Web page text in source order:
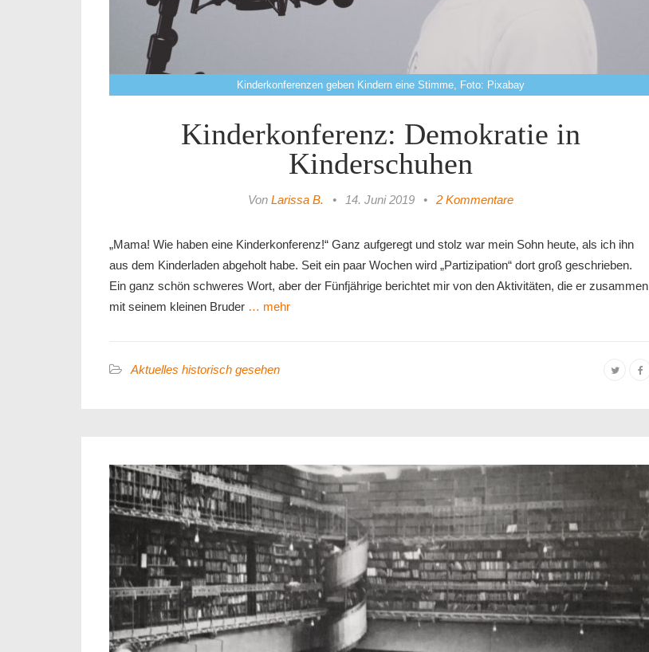
Kinderkonferenzen geben Kindern eine Stimme, Foto: Pixabay
Kinderkonferenz: Demokratie in
Kinderschuhen
Von Larissa B. • 14. Juni 2019 • 2 Kommentare
„Mama! Wie haben eine Kinderkonferenz!“ Ganz aufgeregt und stolz war mein Sohn heute, als ich ihn
aus dem Kinderladen abgeholt habe. Seit ein paar Wochen wird „Partizipation“ dort groß geschrieben.
Ein ganz schön schweres Wort, aber der Fünfjährige berichtet mir von den Aktivitäten, die er zusammen
mit seinem kleinen Bruder … mehr
Aktuelles historisch gesehen